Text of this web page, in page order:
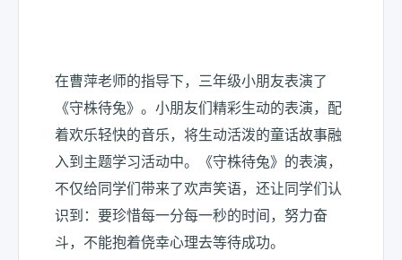
在曹萍老师的指导下，三年级小朋友表演了
《守株待兔》。小朋友们精彩生动的表演，配
着欢乐轻快的音乐，将生动活泼的童话故事融
入到主题学习活动中。《守株待兔》的表演，
不仅给同学们带来了欢声笑语，还让同学们认
识到：要珍惜每一分每一秒的时间，努力奋
斗，不能抱着侥幸心理去等待成功。